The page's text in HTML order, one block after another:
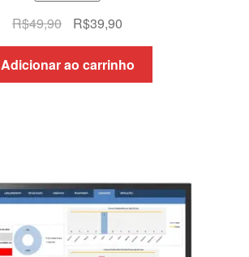
R$49,90
O
preço
original
era:
R$39,90O
preço
atual
é:
Adicionar ao carrinho